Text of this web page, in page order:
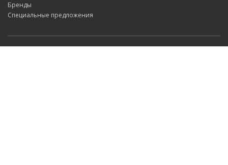
Бренды
Специальные предложения